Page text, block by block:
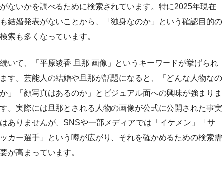
がないかを調べるために検索されています。特に2025年現在
も結婚発表がないことから、「独身なのか」という確認目的の
検索も多くなっています。
続いて、「平原綾香 旦那 画像」というキーワードが挙げられ
ます。芸能人の結婚や旦那が話題になると、「どんな人物なの
か」「顔写真はあるのか」とビジュアル面への興味が強まりま
す。実際には旦那とされる人物の画像が公式に公開された事実
はありませんが、SNSや一部メディアでは「イケメン」「サ
ッカー選手」という噂が広がり、それを確かめるための検索需
要が高まっています。